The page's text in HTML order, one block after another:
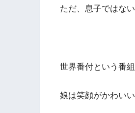
ただ、息子ではない
世界番付という番
娘は笑顔がかわいい